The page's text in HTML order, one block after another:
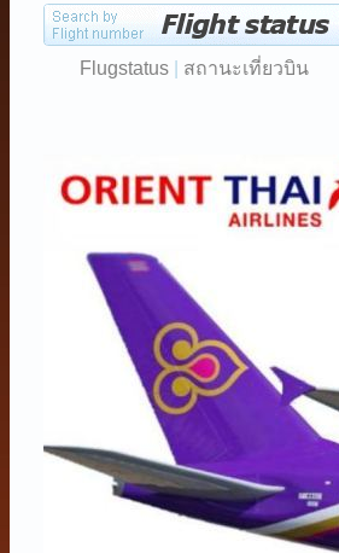
Flugstatus| สถานะเที่ยวบิน